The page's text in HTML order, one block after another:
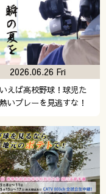
えば高校野球！球児た
いプレーを見逃すな！
2026.06.26 Fri